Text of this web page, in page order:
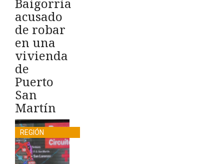
acusado
de robar
en una
vivienda
de
Puerto
San
Martín
REGIÓN